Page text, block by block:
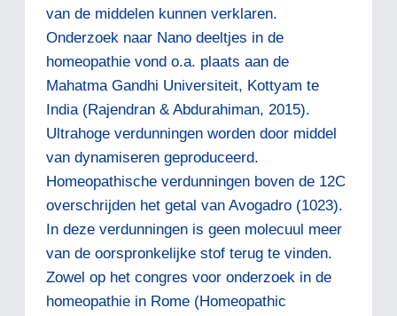
van de middelen kunnen verklaren.
Onderzoek naar Nano deeltjes in de
homeopathie vond o.a. plaats aan de
Mahatma Gandhi Universiteit, Kottyam te
India (Rajendran & Abdurahiman, 2015).
Ultrahoge verdunningen worden door middel
van dynamiseren geproduceerd.
Homeopathische verdunningen boven de 12C
overschrijden het getal van Avogadro (1023).
In deze verdunningen is geen molecuul meer
van de oorspronkelijke stof terug te vinden.
Zowel op het congres voor onderzoek in de
homeopathie in Rome (Homeopathic